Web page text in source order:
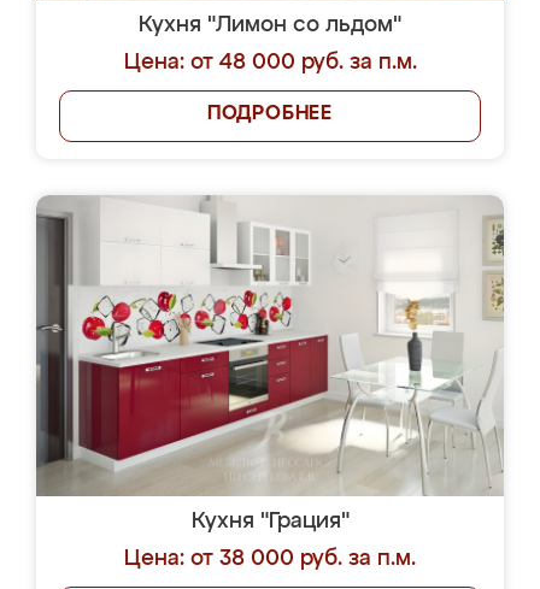
Кухня "Лимон со льдом"
Цена: от 48 000 руб. за п.м.
ПОДРОБНЕЕ
Кухня "Грация"
Цена: от 38 000 руб. за п.м.